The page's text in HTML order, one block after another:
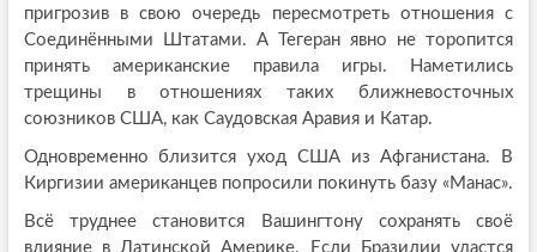
пригрозив в свою очередь пересмотреть отношения с
Соединёнными Штатами. А Тегеран явно не торопится
принять американские правила игры. Наметились
трещины в отношениях таких ближневосточных
союзников США, как Саудовская Аравия и Катар.
Одновременно близится уход США из Афганистана. В
Киргизии американцев попросили покинуть базу «Манас».
Всё труднее становится Вашингтону сохранять своё
влияние в Латинской Америке. Если Бразилии удастся